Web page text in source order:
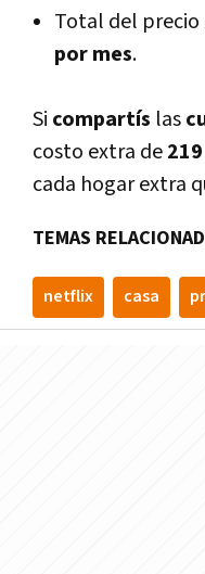
Total del
por mes.
Si compartís las
costo extra de
cada hogar extra
TEMAS
netflix casa